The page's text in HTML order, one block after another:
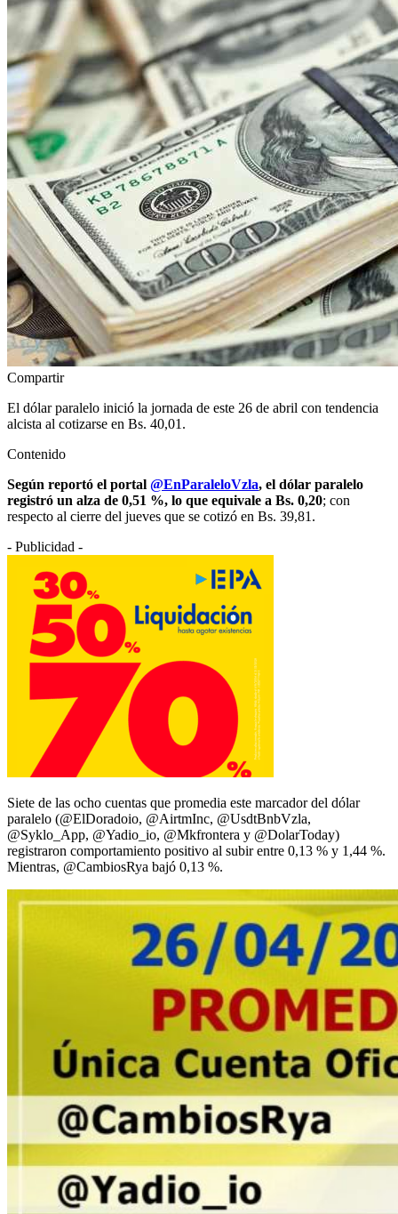
Compartir
El dólar paralelo inició la jornada de este 26 de abril con tendencia
alcista al cotizarse en Bs. 40,01.
Contenido
Según reportó el portal @EnParaleloVzla, el dólar paralelo
registró un alza de 0,51 %, lo que equivale a Bs. 0,20; con
respecto al cierre del jueves que se cotizó en Bs. 39,81.
- Publicidad -
Siete de las ocho cuentas que promedia este marcador del dólar
paralelo (@ElDoradoio, @AirtmInc, @UsdtBnbVzla,
@Syklo_App, @Yadio_io, @Mkfrontera y @DolarToday)
registraron comportamiento positivo al subir entre 0,13 % y 1,44 %.
Mientras, @CambiosRya bajó 0,13 %.